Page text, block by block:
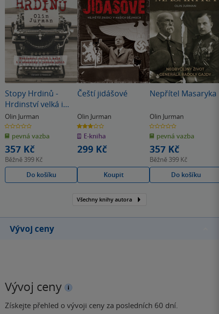
Stopy Hrdinů -
Hrdinství velká i
malá i s otazníky v
jednom pytli
Olin Jurman
0.0
z
5
hvězdiček
pevná vazba
357 Kč
Běžně 399 Kč
Do košíku
Čeští jidášové
Olin Jurman
3.0
z
5
hvězdiček
E-kniha
299 Kč
Koupit
Nepřítel Masaryka
Olin Jurman
0.0
z
5
hvězdiček
pevná vazba
357 Kč
Běžně 399 Kč
Do košíku
Všechny knihy autora
Vývoj ceny
Vývoj ceny
Získejte přehled o vývoji ceny za posledních 60 dní.